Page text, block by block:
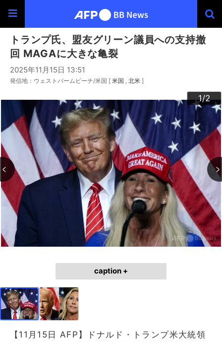
トランプ氏、盟友グリーン議員への支持撤
回 MAGAに大きな亀裂
2025年11月15日 13:51
発信地：ウェストパームビーチ/米国 [ 米国 北米 ]
1/2
2/2
caption +
【11月15日 AFP】ドナルド・トランプ米大統領